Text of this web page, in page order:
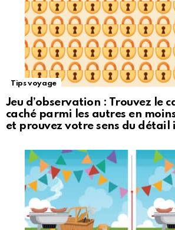
Tips voyage
Jeu d’observation : Trouvez le
caché parmi les autres en
et prouvez votre sens du